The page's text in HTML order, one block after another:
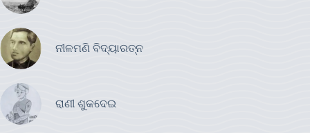
ନୀଳମଣି ବିଦ୍ୟାରତ୍ନ
ରାଣୀ ଶୁକଦେଇ